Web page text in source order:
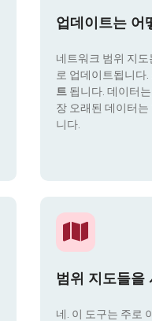
업데이트는 어
네트워크 범위 지
로 업데이트됩니다
트 됩니다. 데이터
장 오래된 데이터
니다.
범위 지도들을
네. 이 도구는 주로